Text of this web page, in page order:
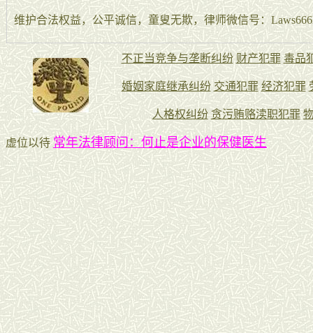
维护合法权益，公平诚信，童叟无欺，律师微信号：
虚位以待常年法律顾问：何止是企业的保健医生